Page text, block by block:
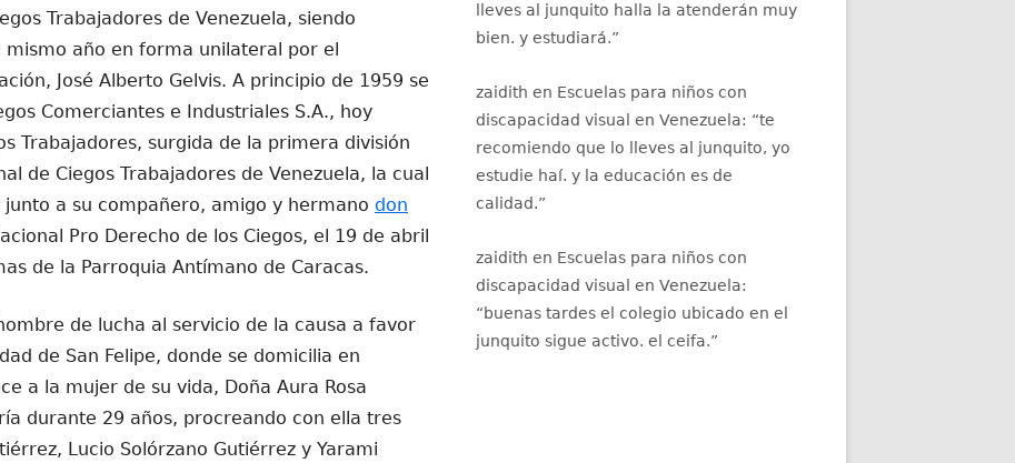
Trabajadores de Venezuela, siendo
año en forma unilateral por el
José Alberto Gelvis. A principio de 1959 se
Comerciantes e Industriales S.A., hoy
Trabajadores, surgida de la primera división
de Ciegos Trabajadores de Venezuela, la cual
a su compañero, amigo y hermano don
Pro Derecho de los Ciegos, el 19 de abril
de la Parroquia Antímano de Caracas.
de lucha al servicio de la causa a favor
de San Felipe, donde se domicilia en
a la mujer de su vida, Doña Aura Rosa
durante 29 años, procreando con ella tres
Lucio Solórzano Gutiérrez y Yarami
lleves al junquito halla la atenderán muy
bien. y estudiará.”
zaidith en Escuelas para niños con
discapacidad visual en Venezuela: “te
recomiendo que lo lleves al junquito, yo
estudie haí. y la educación es de
calidad.”
zaidith en Escuelas para niños con
discapacidad visual en Venezuela:
“buenas tardes el colegio ubicado en el
junquito sigue activo. el ceifa.”